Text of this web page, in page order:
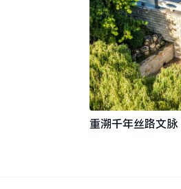
重溯千年丝路文